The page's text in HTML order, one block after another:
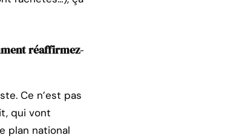
réaffirmez-
Ce n’est pas
qui vont
plan national